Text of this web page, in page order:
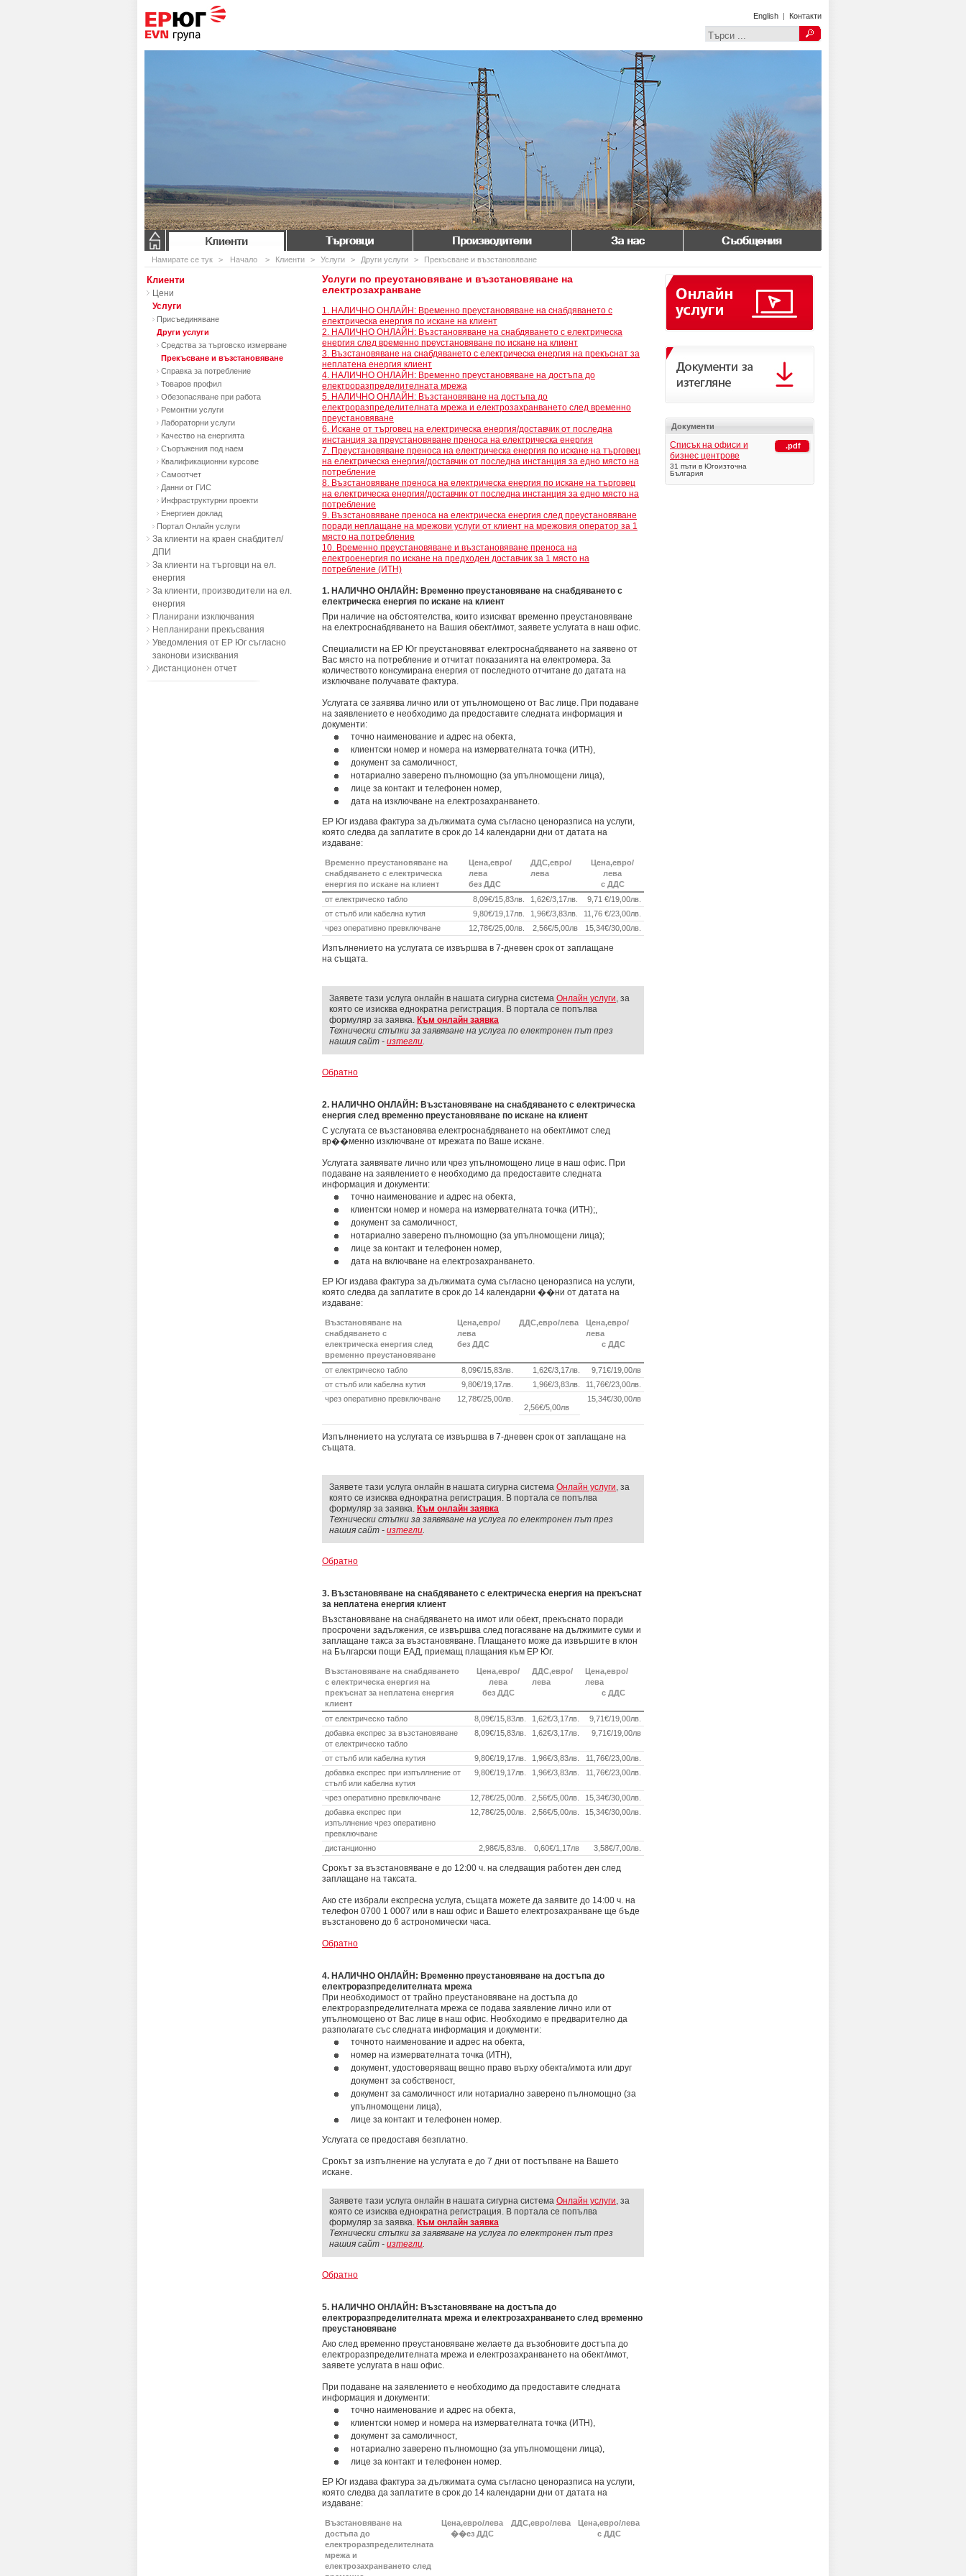
English | Контакти
Клиенти Търговци Производители За нас Съобщения
Намирате се тук > Начало > Клиенти > Услуги > Други услуги > Прекъсване и възстановяване
Услуги по преустановяване и възстановяване на
електрозахранване
1. НАЛИЧНО ОНЛАЙН: Временно преустановяване на снабдяването с
електрическа енергия по искане на клиент
2. НАЛИЧНО ОНЛАЙН: Възстановяване на снабдяването с електрическа
енергия след временно преустановяване по искане на клиент
3. Възстановяване на снабдяването с електрическа енергия на прекъснат за
неплатена енергия клиент
4. НАЛИЧНО ОНЛАЙН: Временно преустановяване на достъпа до
електроразпределителната мрежа
5. НАЛИЧНО ОНЛАЙН: Възстановяване на достъпа до
електроразпределителната мрежа и електрозахранването след временно
преустановяване
6. Искане от търговец на електрическа енергия/доставчик от последна
инстанция за преустановяване преноса на електрическа енергия
7. Преустановяване преноса на електрическа енергия по искане на търговец
на електрическа енергия/доставчик от последна инстанция за едно място на
потребление
8. Възстановяване преноса на електрическа енергия по искане на търговец
на електрическа енергия/доставчик от последна инстанция за едно място на
потребление
9. Възстановяване преноса на електрическа енергия след преустановяване
поради неплащане на мрежови услуги от клиент на мрежовия оператор за 1
място на потребление
10. Временно преустановяване и възстановяване преноса на
електроенергия по искане на предходен доставчик за 1 място на
потребление (ИТН)
1. НАЛИЧНО ОНЛАЙН: Временно преустановяване на снабдяването с
електрическа енергия по искане на клиент
При наличие на обстоятелства, които изискват временно преустановяване
на електроснабдяването на Вашия обект/имот, заявете услугата в наш офис.
Специалисти на ЕР Юг преустановяват електроснабдяването на заявено от
Вас място на потребление и отчитат показанията на електромера. За
количеството консумирана енергия от последното отчитане до датата на
изключване получавате фактура.
Услугата се заявява лично или от упълномощено от Вас лице. При подаване
на заявлението е необходимо да предоставите следната информация и
документи:
точно наименование и адрес на обекта,
клиентски номер и номера на измервателната точка (ИТН),
документ за самоличност,
нотариално заверено пълномощно (за упълномощени лица),
лице за контакт и телефонен номер,
дата на изключване на електрозахранването.
ЕР Юг издава фактура за дължимата сума съгласно ценоразписа на услуги,
която следва да заплатите в срок до 14 календарни дни от датата на
издаване:
Временно преустановяване на
снабдяването с електрическа
енергия по искане на клиент
Цена,евро/
лева
без ДДС
ДДС,евро/
лева
Цена,евро/
лева
с ДДС
от електрическо табло
8,09€/15,83лв. 1,62€/3,17лв. 9,71 €/19,00лв.
от стълб или кабелна кутия
9,80€/19,17лв. 1,96€/3,83лв. 11,76 €/23,00лв.
чрез оперативно превключване
12,78€/25,00лв. 2,56€/5,00лв 15,34€/30,00лв.
Изпълнението на услугата се извършва в 7-дневен срок от заплащане
на същата.
Заявете тази услуга онлайн в нашата сигурна система Онлайн услуги, за
която се изисква еднократна регистрация. В портала се попълва
формуляр за заявка. Към онлайн заявка
Технически стъпки за заявяване на услуга по електронен път през
нашия сайт - изтегли.
Обратно
2. НАЛИЧНО ОНЛАЙН: Възстановяване на снабдяването с електрическа
енергия след временно преустановяване по искане на клиент
С услугата се възстановява електроснабдяването на обект/имот след
вр��менно изключване от мрежата по Ваше искане.
Услугата заявявате лично или чрез упълномощено лице в наш офис. При
подаване на заявлението е необходимо да предоставите следната
информация и документи:
точно наименование и адрес на обекта,
клиентски номер и номера на измервателната точка (ИТН);,
документ за самоличност,
нотариално заверено пълномощно (за упълномощени лица);
лице за контакт и телефонен номер,
дата на включване на електрозахранването.
ЕР Юг издава фактура за дължимата сума съгласно ценоразписа на услуги,
която следва да заплатите в срок до 14 календарни ��ни от датата на
издаване:
Възстановяване на
снабдяването с
електрическа енергия след
временно преустановяване
Цена,евро/
лева
без ДДС
ДДС,евро/лева
Цена,евро/
лева
с ДДС
от електрическо табло 8,09€/15,83лв. 1,62€/3,17лв. 9,71€/19,00лв
от стълб или кабелна кутия
9,80€/19,17лв. 1,96€/3,83лв. 11,76€/23,00лв.
чрез оперативно превключване
12,78€/25,00лв.
2,56€/5,00лв
15,34€/30,00лв
Изпълнението на услугата се извършва в 7-дневен срок от заплащане на
същата.
Заявете тази услуга онлайн в нашата сигурна система Онлайн услуги, за
която се изисква еднократна регистрация. В портала се попълва
формуляр за заявка. Към онлайн заявка
Технически стъпки за заявяване на услуга по електронен път през
нашия сайт - изтегли.
Обратно
3. Възстановяване на снабдяването с електрическа енергия на прекъснат
за неплатена енергия клиент
Възстановяване на снабдяването на имот или обект, прекъснато поради
просрочени задължения, се извършва след погасяване на дължимите суми и
заплащане такса за възстановяване. Плащането може да извършите в клон
на Български пощи ЕАД, приемащ плащания към ЕР Юг.
Възстановяване на снабдяването
с електрическа енергия на
прекъснат за неплатена енергия
клиент
Цена,евро/
лева
без ДДС
ДДС,евро/
лева
Цена,евро/
лева
с ДДС
от електрическо табло 8,09€/15,83лв. 1,62€/3,17лв.
9,71€/19,00лв.
добавка експрес за възстановяване
от електрическо табло
8,09€/15,83лв. 1,62€/3,17лв. 9,71€/19,00лв
от стълб или кабелна кутия 9,80€/19,17лв. 1,96€/3,83лв.
11,76€/23,00лв.
добавка експрес при изпъллнение от
стълб или кабелна кутия
9,80€/19,17лв. 1,96€/3,83лв. 11,76€/23,00лв.
чрез оперативно превключване 12,78€/25,00лв. 2,56€/5,00лв.
15,34€/30,00лв.
добавка експрес при
изпъллнение чрез оперативно
превключване
12,78€/25,00лв. 2,56€/5,00лв. 15,34€/30,00лв.
дистанционно 2,98€/5,83лв. 0,60€/1,17лв 3,58€/7,00лв.
Срокът за възстановяване е до 12:00 ч. на следващия работен ден след
заплащане на таксата.
Ако сте избрали експресна услуга, същата можете да заявите до 14:00 ч. на
телефон 0700 1 0007 или в наш офис и Вашето електрозахранване ще бъде
възстановено до 6 астрономически часа.
Обратно
4. НАЛИЧНО ОНЛАЙН: Временно преустановяване на достъпа до
електроразпределителната мрежа
При необходимост от трайно преустановяване на достъпа до
електроразпределителната мрежа се подава заявление лично или от
упълномощено от Вас лице в наш офис. Необходимо е предварително да
разполагате със следната информация и документи:
точното наименование и адрес на обекта,
номер на измервателната точка (ИТН),
документ, удостоверяващ вещно право върху обекта/имота или друг
документ за собственост,
документ за самоличност или нотариално заверено пълномощно (за
упълномощени лица),
лице за контакт и телефонен номер.
Услугата се предоставя безплатно.
Срокът за изпълнение на услугата е до 7 дни от постъпване на Вашето
искане.
Заявете тази услуга онлайн в нашата сигурна система Онлайн услуги, за
която се изисква еднократна регистрация. В портала се попълва
формуляр за заявка. Към онлайн заявка
Технически стъпки за заявяване на услуга по електронен път през
нашия сайт - изтегли.
Обратно
5. НАЛИЧНО ОНЛАЙН: Възстановяване на достъпа до
електроразпределителната мрежа и електрозахранването след временно
преустановяване
Ако след временно преустановяване желаете да възобновите достъпа до
електроразпределителната мрежа и електрозахранването на обект/имот,
заявете услугата в наш офис.
При подаване на заявлението е необходимо да предоставите следната
информация и документи:
точно наименование и адрес на обекта,
клиентски номер и номера на измервателната точка (ИТН),
документ за самоличност,
нотариално заверено пълномощно (за упълномощени лица),
лице за контакт и телефонен номер.
ЕР Юг издава фактура за дължимата сума съгласно ценоразписа на услуги,
която следва да заплатите в срок до 14 календарни дни от датата на
издаване:
Възстановяване на
достъпа до
електроразпределителната
мрежа и
електрозахранването след
Цена,евро/лева
��ез ДДС
ДДС,евро/лева
Цена,евро/лева
с ДДС
Клиенти
Цени
Услуги
Присъединяване
Други услуги
Средства за търговско измерване
Прекъсване и възстановяване
Справка за потребление
Товаров профил
Обезопасяване при работа
Ремонтни услуги
Лабораторни услуги
Качество на енергията
Съоръжения под наем
Квалификационни курсове
Самоотчет
Данни от ГИС
Инфраструктурни проекти
Енергиен доклад
Портал Онлайн услуги
За клиенти на краен снабдител/
ДПИ
За клиенти на търговци на ел.
енергия
За клиенти, производители на ел.
енергия
Планирани изключвания
Непланирани прекъсвания
Уведомления от ЕР Юг съгласно
законови изисквания
Дистанционен отчет
Документи
Списък на офиси и
бизнес центрове
31 пъти в Югоизточна
България
.pdf